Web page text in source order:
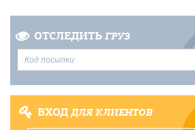
ОТСЛЕДИТЬ ГРУЗ
ВХОДДЛЯ КЛИЕНТОВ